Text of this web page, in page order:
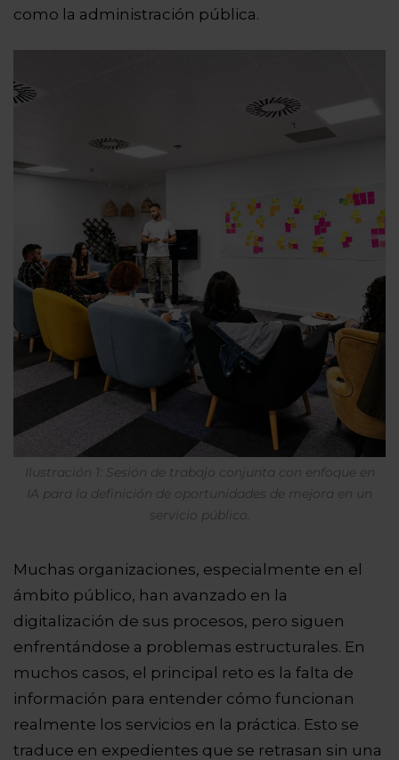
como la administración pública.
Ilustración 1: Sesión de trabajo conjunta con enfoque en
IA para la definición de oportunidades de mejora en un
servicio público.
Muchas organizaciones, especialmente en el
ámbito público, han avanzado en la
digitalización de sus procesos, pero siguen
enfrentándose a problemas estructurales. En
muchos casos, el principal reto es la falta de
información para entender cómo funcionan
realmente los servicios en la práctica. Esto se
traduce en expedientes que se retrasan sin una